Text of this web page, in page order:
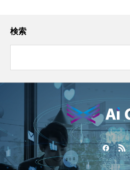
検索